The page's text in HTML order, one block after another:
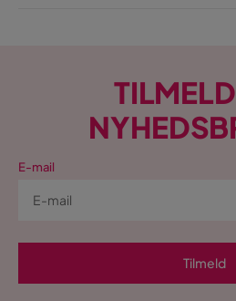
E-mail
Tilmeld